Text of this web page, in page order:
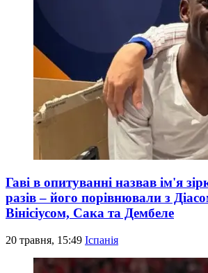
Гаві в опитуванні назвав ім'я
разів – його порівнювали з
Вінісіусом, Сака та Дембеле
20 травня, 15:49 Іспанія